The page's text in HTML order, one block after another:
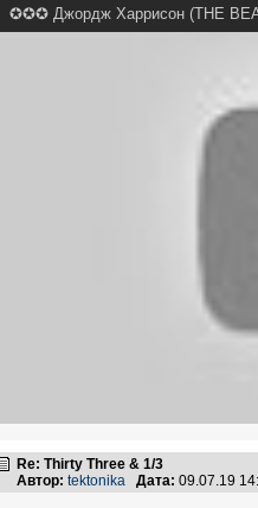
✪✪✪ Джордж Харрисон (THE
Re: Thirty Three & 1/3
Автор: tektonika Дата: 09.07.19